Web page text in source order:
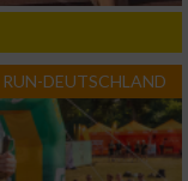
RUN-DEUTSCHLAND